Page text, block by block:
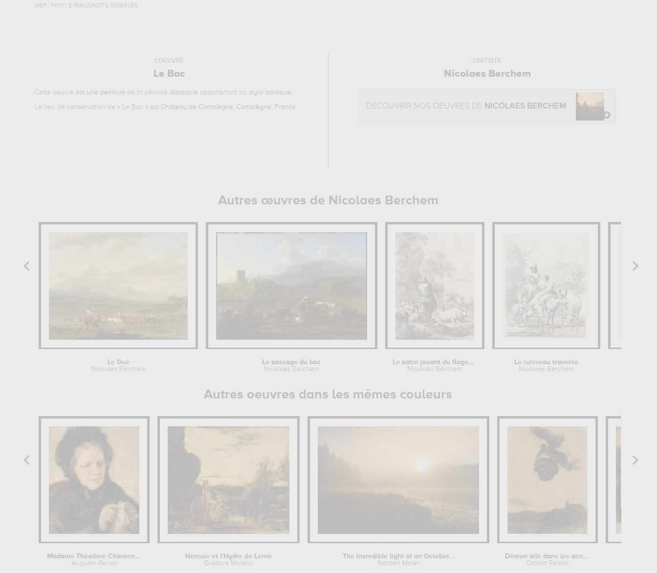
(REF : 74137) © RMN /DROITS RÉSERVÉS
L'OEUVRE
Le Bac
Cette oeuvre est une peinture de la période classique appartenant au style baroque.
Le lieu de conservation de « Le Bac » est Château de Compiègne, Compiègne, France.
L'ARTISTE
Nicolaes Berchem
DÉCOUVRIR NOS OEUVRES DE NICOLAES BERCHEM
Autres œuvres de Nicolaes Berchem
Le Gué
Nicolaes Berchem
Le passage du bac
Nicolaes Berchem
Le pâtre jouant du flageolet
Nicolaes Berchem
Le ruisseau traversé
Nicolaes Berchem
Autres oeuvres dans les mêmes couleurs
Madame Théodore Charpentier
Auguste Renoir
Hercule et l'Hydre de Lerne
Gustave Moreau
The incredible light of an October...
Norbert Maier
Démon ailé dans les airs, tenant un...
Odilon Redon